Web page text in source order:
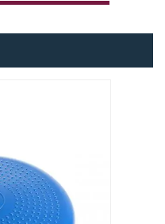
Atsiminti mane